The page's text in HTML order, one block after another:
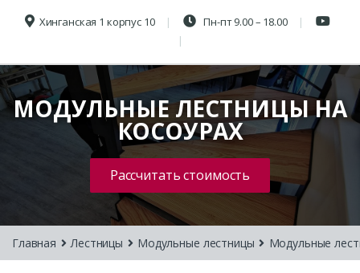
Хинганская 1 корпус 10 Пн-пт 9.00 – 18.00
МОДУЛЬНЫЕ ЛЕСТНИЦЫ НА
КОСОУРАХ
Рассчитать стоимость
Главная Лестницы Модульные лестницы Модульные